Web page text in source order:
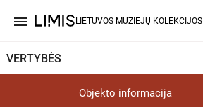
menu LIETUVOS MUZIEJŲ KOLEKCIJOS
VERTYBĖS
Objekto informacija